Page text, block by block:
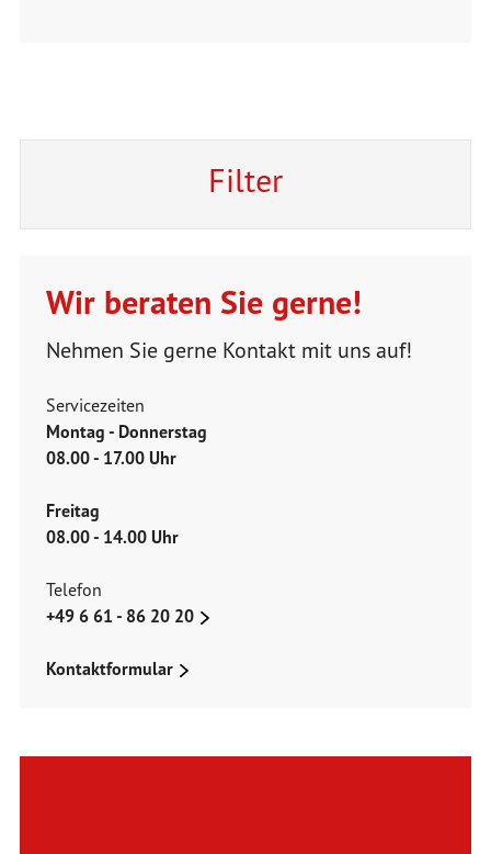
Filter
Wir beraten Sie gerne!
Nehmen Sie gerne Kontakt mit uns auf!
Servicezeiten
Montag - Donnerstag
08.00 - 17.00 Uhr
Freitag
08.00 - 14.00 Uhr
Telefon
+49 6 61 - 86 20 20
Kontaktformular